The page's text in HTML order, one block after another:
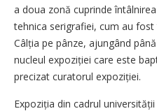
a doua zonă cuprinde
tehnica serigrafiei, cum au
Câlția pe pânze, ajungând
nucleul expoziției care este
precizat curatorul expoziției.
Expoziția din cadrul